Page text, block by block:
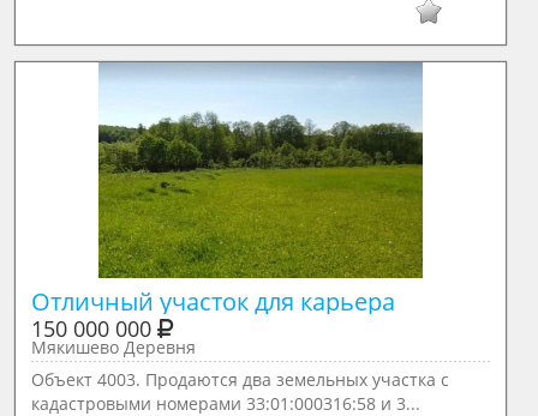
Отличный участок для карьера
150 000 000
Мякишево Деревня
Объект 4003. Продаются два земельных участка с
кадастровыми номерами 33:01:000316:58 и 3...